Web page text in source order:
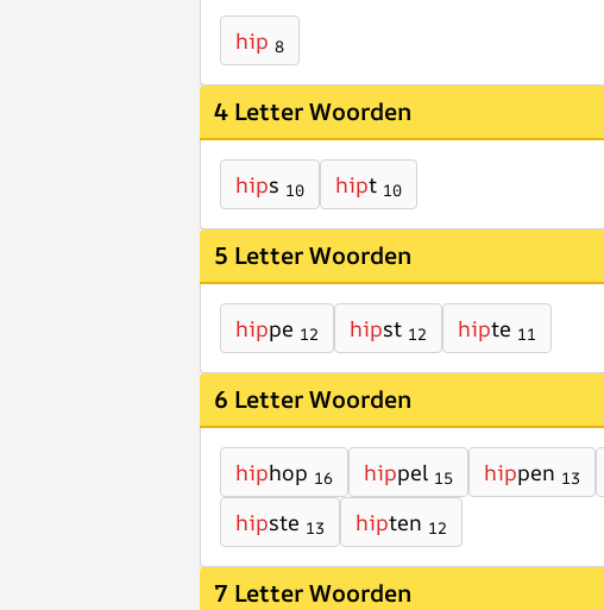
hip 8
4 Letter Woorden
hips 10 hipt 10
5 Letter Woorden
hippe 12 hipst 12 hipte 11
6 Letter Woorden
hiphop 16 hippel 15 hippen 13
hipste 13 hipten 12
7 Letter Woorden